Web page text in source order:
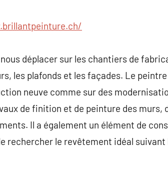
déplacer sur les chantiers de
les plafonds et les façades. Le
neuve comme sur des
de finition et de peinture des murs,
Il a également un élément de
rechercher le revêtement idéal